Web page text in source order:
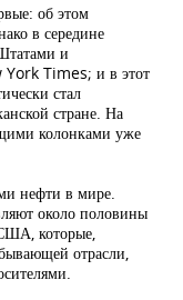
об этом
в середине
и
York Times; и в этот
стал
стране. На
колонками уже
нефти в мире.
около половины
которые,
отрасли,